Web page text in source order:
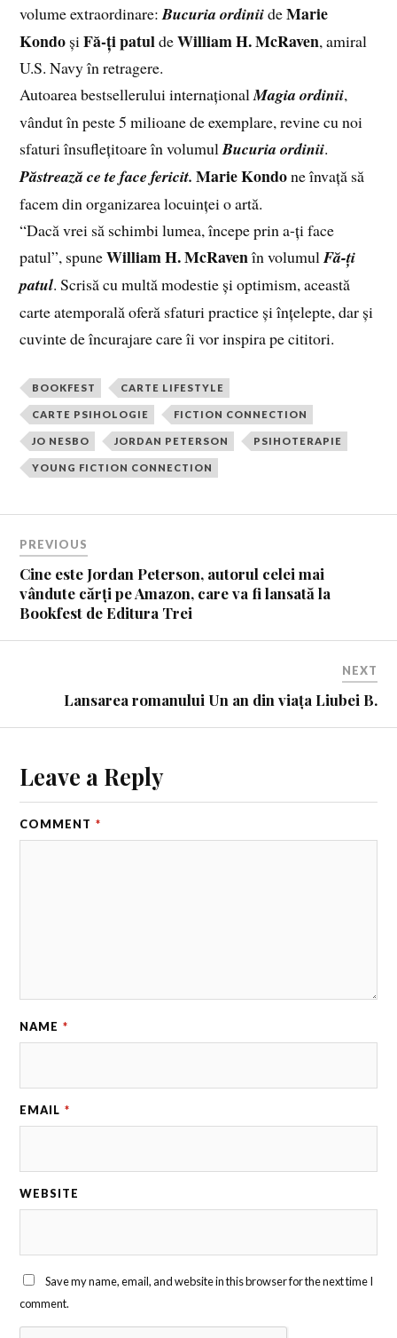
volume extraordinare:Bucuria ordiniideMarie
Kondo șiFă-ți patuldeWilliam H. McRaven, amiral
U.S. Navy în retragere.
Autoarea bestsellerului internaționalMagia ordinii,
vândut în peste 5 milioane de exemplare, revine cu noi
sfaturi însuflețitoare în volumulBucuria ordinii.
Păstrează ce te face fericit.Marie Kondone învață să
facem din organizarea locuinței o artă.
“Dacă vrei să schimbi lumea, începe prin a-ți face
patul”, spuneWilliam H. McRavenîn volumul Fă-ți
patul. Scrisă cu multă modestie și optimism, această
carte atemporală oferă sfaturi practice și înțelepte, dar și
cuvinte de încurajare care îi vor inspira pe cititori.
BOOKFEST CARTE LIFESTYLE
CARTE PSIHOLOGIE FICTION CONNECTION
JO NESBO JORDAN PETERSON PSIHOTERAPIE
YOUNG FICTION CONNECTION
PREVIOUS
Cine este Jordan Peterson, autorul celei mai
vândute cărți pe Amazon, care va fi lansată la
Bookfest de Editura Trei
NEXT
Lansarea romanului Un an din viața Liubei B.
Leave a Reply
COMMENT *
NAME *
EMAIL *
WEBSITE
Save my name, email, and website in this browser for the next time I
comment.